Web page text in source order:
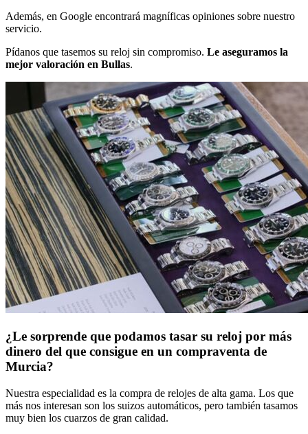
Además, en Google encontrará magníficas opiniones sobre nuestro
servicio.
Pídanos que tasemos su reloj sin compromiso. Le aseguramos la
mejor valoración en Bullas.
¿Le sorprende que podamos tasar su reloj por más
dinero del que consigue en un compraventa de
Murcia?
Nuestra especialidad es la compra de relojes de alta gama. Los que
más nos interesan son los suizos automáticos, pero también tasamos
muy bien los cuarzos de gran calidad.